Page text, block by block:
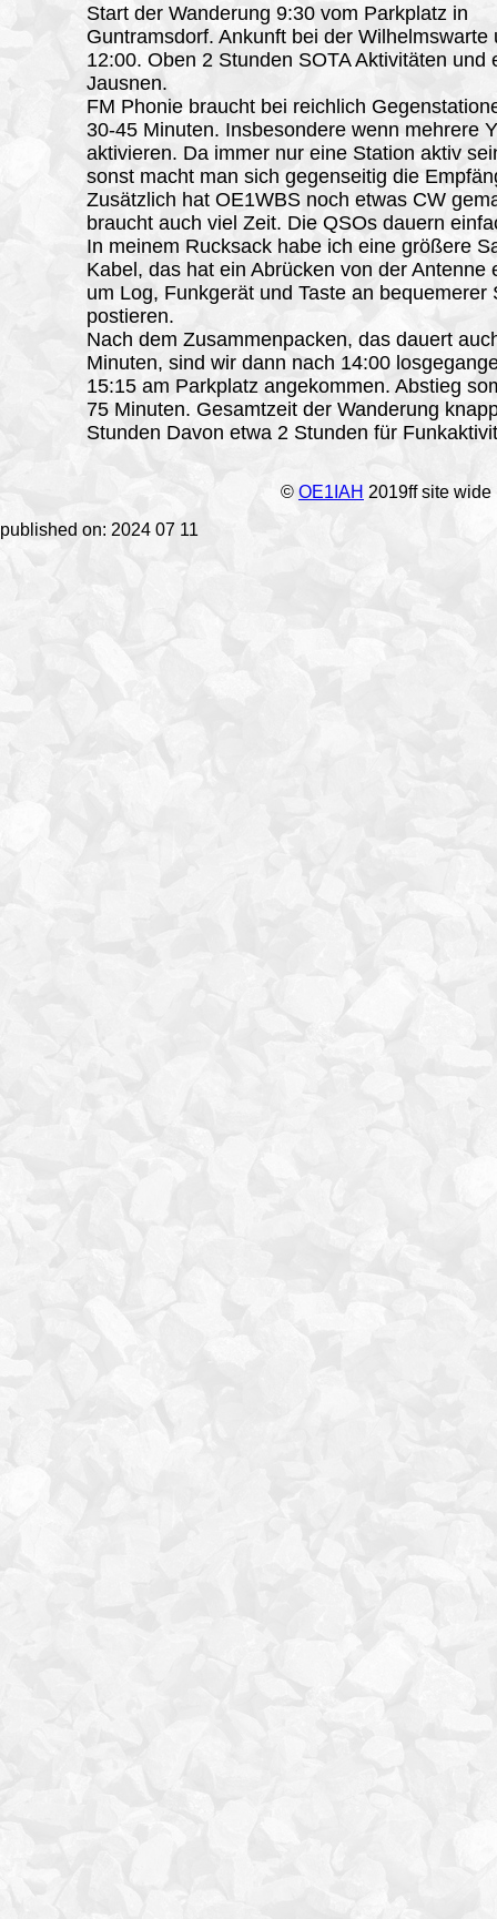
Start der Wanderung 9:30 vom Parkplatz in
Guntramsdorf. Ankunft bei der Wilhelmswarte
12:00. Oben 2 Stunden SOTA Aktivitäten und
Jausnen.
FM Phonie braucht bei reichlich
30-45 Minuten. Insbesondere wenn mehrere
aktivieren. Da immer nur eine Station aktiv
sonst macht man sich gegenseitig die
Zusätzlich hat OE1WBS noch etwas CW
braucht auch viel Zeit. Die QSOs dauern
In meinem Rucksack habe ich eine größere
Kabel, das hat ein Abrücken von der Antenne
um Log, Funkgerät und Taste an bequemerer
postieren.
Nach dem Zusammenpacken, das dauert
Minuten, sind wir dann nach 14:00
15:15 am Parkplatz angekommen. Abstieg
75 Minuten. Gesamtzeit der Wanderung
Stunden Davon etwa 2 Stunden für
© OE1IAH 2019ff site
published on: 2024 07 11